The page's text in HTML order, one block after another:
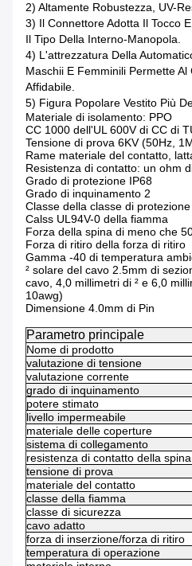
2) Altamente Robustezza, UV-
3) Il Connettore Adotta Il Tocco
Il Tipo Della Interno-Manopola.
4) L'attrezzatura Della
Maschii E Femminili Permette
Affidabile.
5) Figura Popolare Vestito Più
Materiale di isolamento: PPO
CC 1000 dell'UL 600V di CC di
Tensione di prova 6KV (50Hz,
Rame materiale del contatto,
Resistenza di contatto: un ohm
Grado di protezione IP68
Grado di inquinamento 2
Classe della classe di protezione
Calss UL94V-0 della fiamma
Forza della spina di meno che
Forza di ritiro della forza di ritiro
Gamma -40 di temperatura
² solare del cavo 2.5mm di
cavo, 4,0 millimetri di ² e 6,0
10awg)
Dimensione 4.0mm di Pin
Parametro principale
Nome di prodotto
valutazione di tensione
valutazione corrente
grado di inquinamento
potere stimato
livello impermeabile
materiale delle coperture
sistema di collegamento
resistenza di contatto della
tensione di prova
materiale del contatto
classe della fiamma
classe di sicurezza
cavo adatto
forza di inserzione/forza di ritiro
temperatura di operazione